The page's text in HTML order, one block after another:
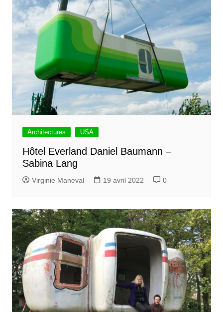
Architectures USA
Hôtel Everland Daniel Baumann –
Sabina Lang
Virginie Maneval 19 avril 2022 0